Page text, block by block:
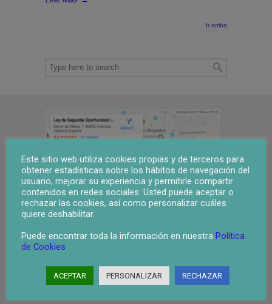
Ir arriba
ley segunda oportunidad valencia
Este sitio web utiliza cookies propias y de terceros para
obtener estadísticas sobre los hábitos de navegación del
usuario, mejorar su experiencia y permitirle compartir
contenidos en redes sociales. Usted puede aceptar o
rechazar las cookies, así como personalizar cuáles
quiere deshabilitar.
Puede encontrar toda la información en nuestra Política
de Cookies
ACEPTAR PERSONALIZAR RECHAZAR